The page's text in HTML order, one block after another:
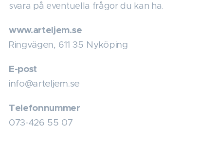
svara på eventuella frågor du kan ha.
www.arteljem.se
Ringvägen, 611 35 Nyköping
E-post
info@arteljem.se
Telefonnummer
073-426 55 07